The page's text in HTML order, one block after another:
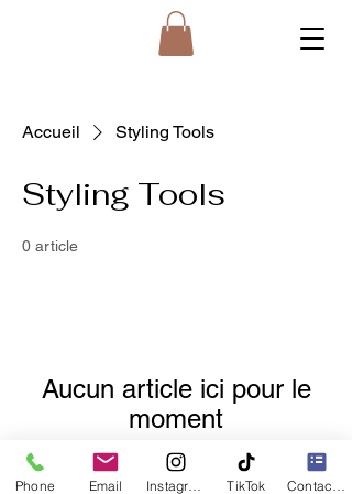
Accueil Styling Tools
Styling Tools
0 article
Aucun article ici pour le
moment
En attendant, vous pouvez choisir une
Phone Email TikTok